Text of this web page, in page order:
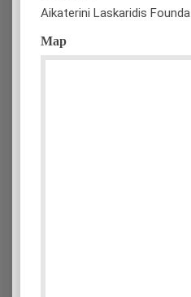
Aikaterini Laskaridis
Map